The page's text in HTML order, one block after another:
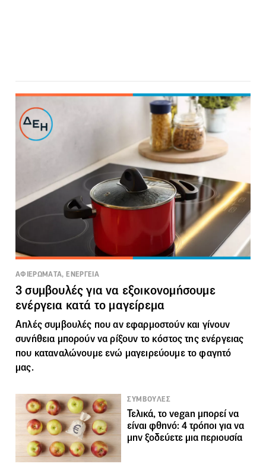
ΑΦΙΕΡΩΜΑΤΑ, ΕΝΕΡΓΕΙΑ
3 συμβουλές για να εξοικονομήσουμε
ενέργεια κατά το μαγείρεμα
Απλές συμβουλές που αν εφαρμοστούν και γίνουν
συνήθεια μπορούν να ρίξουν το κόστος της ενέργειας
που καταναλώνουμε ενώ μαγειρεύουμε το φαγητό
μας.
ΣΥΜΒΟΥΛΕΣ
Τελικά, το vegan μπορεί να
είναι φθηνό: 4 τρόποι για να
μην ξοδεύετε μια περιουσία